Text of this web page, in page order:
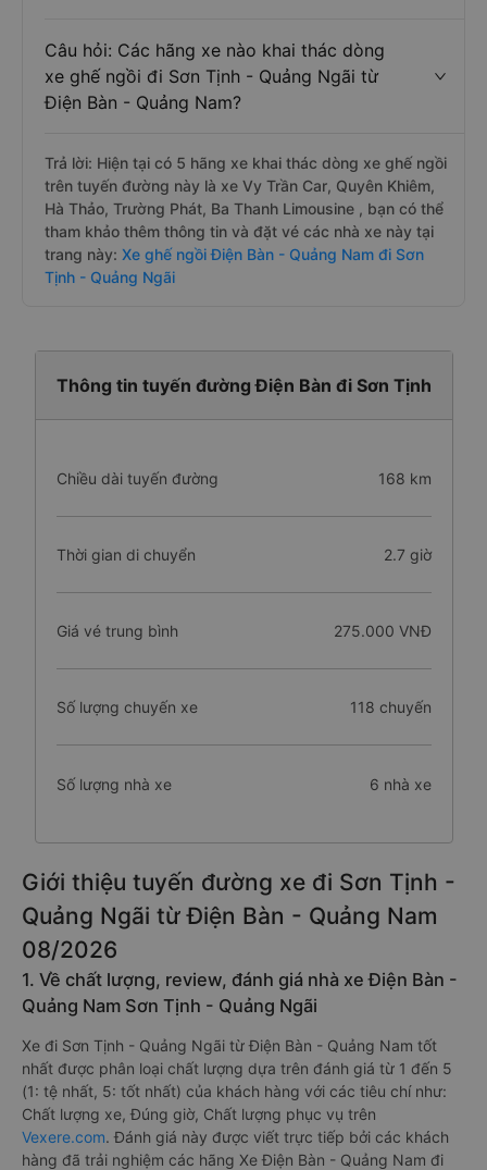
Câu hỏi: Các hãng xe nào khai thác dòng
xe ghế ngồi đi Sơn Tịnh - Quảng Ngãi từ
Điện Bàn - Quảng Nam?
Trả lời: Hiện tại có 5 hãng xe khai thác dòng xe ghế ngồi
trên tuyến đường này là xe Vy Trần Car, Quyên Khiêm,
Hà Thảo, Trường Phát, Ba Thanh Limousine , bạn có thể
tham khảo thêm thông tin và đặt vé các nhà xe này tại
trang này: Xe ghế ngồi Điện Bàn - Quảng Nam đi Sơn
Tịnh - Quảng Ngãi
Thông tin tuyến đường Điện Bàn đi Sơn Tịnh
Chiều dài tuyến đường 168 km
Thời gian di chuyển 2.7 giờ
Giá vé trung bình 275.000 VNĐ
Số lượng chuyến xe 118 chuyến
Số lượng nhà xe 6 nhà xe
Giới thiệu tuyến đường xe đi Sơn Tịnh -
Quảng Ngãi từ Điện Bàn - Quảng Nam
08/2026
1. Về chất lượng, review, đánh giá nhà xe Điện Bàn -
Quảng Nam Sơn Tịnh - Quảng Ngãi
Xe đi Sơn Tịnh - Quảng Ngãi từ Điện Bàn - Quảng Nam tốt
nhất được phân loại chất lượng dựa trên đánh giá từ 1 đến 5
(1: tệ nhất, 5: tốt nhất) của khách hàng với các tiêu chí như:
Chất lượng xe, Đúng giờ, Chất lượng phục vụ trên
Vexere.com. Đánh giá này được viết trực tiếp bởi các khách
hàng đã trải nghiệm các hãng Xe Điện Bàn - Quảng Nam đi